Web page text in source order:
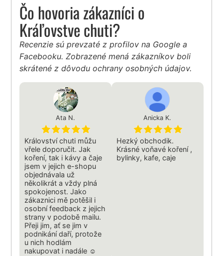
Čo hovoria zákazníci o
Kráľovstve chuti?
Recenzie sú prevzaté z profilov na Google a
Facebooku. Zobrazené mená zákazníkov boli
skrátené z dôvodu ochrany osobných údajov.
Ata N.
Království chuti můžu
vřele doporučit. Jak
koření, tak i kávy a čaje
jsem v jejich e-shopu
objednávala už
několikrát a vždy plná
spokojenost. Jako
zákaznici mě potěšil i
osobní feedback z jejich
strany v podobě mailu.
Přeji jim, ať se jim v
podnikání daří, protože
u nich hodlám
nakupovat i nadále ☺
Anicka K.
Hezký obchodik.
Krásné voňavé koření ,
bylinky, kafe, caje